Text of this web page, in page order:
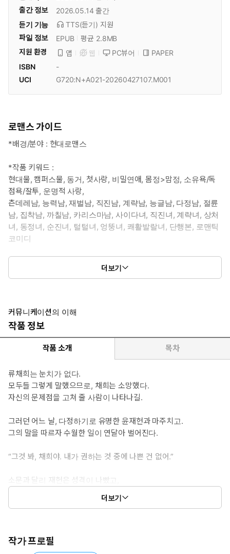
출간 정보
2026.05.14 출간
듣기 기능
TTS(듣기) 지원
파일 정보
EPUB
평균 2.8MB
지원 환경
앱 웹 PC뷰어
PAPER
ISBN
-
UCI
G720:N+A021-20260427107.M001
로맨스 가이드
*배경/분야 : 현대로맨스
*작품 키워드 :
현대물, 캠퍼스물, 동거, 첫사랑, 비밀연애, 몸정>맘정, 소유욕/독
점욕/잘투, 운명적 사랑,
츤데레남, 능력남, 재벌남, 직진남, 계략남, 능글남, 다정남, 절륜
남, 집착남, 까칠남, 카리스마남, 사이다녀, 직진녀, 계략녀, 상처
녀, 동정녀, 순진녀, 털털녀, 엉뚱녀, 쾌활발랄녀, 단행본, 로맨틱
코미디
*남자주인공 : 윤재헌 (23) 광고홍보학과 3학년. 과 내에서 가장
인기가 많은 인물. 모두 입을 모아 그가 다정하다고 하지만, 실상
*여자주인공 : 류채희 (21) 광고홍보학과 2학년. 어릴 적부터 사회성
을 기르는 게 좋을 거란 말을 줄곧 들으며 자랐다. 불행히도 사회성
은 혼자 키울 수 있는 문제가 아니다. 위기감을 느낀 찰나, 동아줄을
*이럴 때 보세요 :
풋내 나는 청춘의 서툴지만 진심 어린 사랑 이야기가 보고 싶을
때.
*공감 글귀 :
“양심에 손을 얹고 생각해 봐. 너 하고 싶은 대로 다 해 줬잖아.”
“여태까지 전부 선배 마음대로만 했잖아요.”
“그동안 거기 보여달라고 할 때 내가 보여줬어, 안 보여줬어!”
더보기
커뮤니케이션의 이해
작품 정보
작품 소개 목차
류채희는 눈치가 없다.
모두들 그렇게 말했으므로, 채희는 소망했다.
자신의 문제점을 고쳐 줄 사람이 나타나길.
그러던 어느 날, 다정하기로 유명한 윤재헌과 마주치고.
그의 말을 따르자 수월한 일이 연달아 벌어진다.
“그것 봐, 채희야. 내가 권하는 것 중에 나쁜 건 없어.”
소문과 달리 재헌은 성격이 나빴고,
사람들을 성가셔 하면서도 이용해 먹기 바빴다.
하지만 어떻게 거래해야 하지?
더보기
작가 프로필